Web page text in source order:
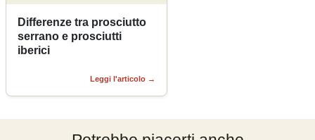
Differenze tra prosciutto
serrano e prosciutti
iberici
Leggi l'articolo →